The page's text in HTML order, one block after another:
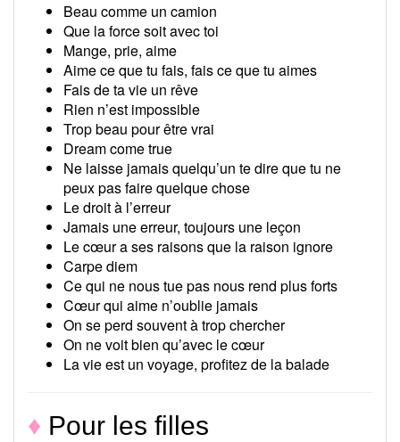
Beau comme un camion
Que la force soit avec toi
Mange, prie, aime
Aime ce que tu fais, fais ce que tu aimes
Fais de ta vie un rêve
Rien n’est impossible
Trop beau pour être vrai
Dream come true
Ne laisse jamais quelqu’un te dire que tu ne
peux pas faire quelque chose
Le droit à l’erreur
Jamais une erreur, toujours une leçon
Le cœur a ses raisons que la raison ignore
Carpe diem
Ce qui ne nous tue pas nous rend plus forts
Cœur qui aime n’oublie jamais
On se perd souvent à trop chercher
On ne voit bien qu’avec le cœur
La vie est un voyage, profitez de la balade
♦ Pour les filles